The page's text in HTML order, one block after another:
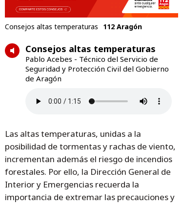
Consejos altas temperaturas 112 Aragón
Consejos altas temperaturas
Pablo Acebes - Técnico del Servicio de
Seguridad y Protección Civil del Gobierno
de Aragón
Las altas temperaturas, unidas a la
posibilidad de tormentas y rachas de viento,
incrementan además el riesgo de incendios
forestales. Por ello, la Dirección General de
Interior y Emergencias recuerda la
importancia de extremar las precauciones y